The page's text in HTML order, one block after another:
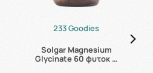
233 Goodies
Solgar Magnesium
Glycinate 60 φυτοκ …